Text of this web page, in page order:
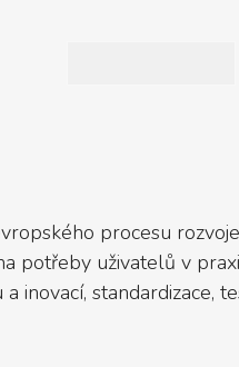
procesu
potřeby uživatelů v
standardizace,